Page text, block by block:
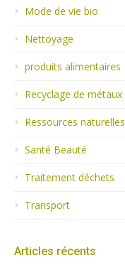
Mode de vie bio
Nettoyage
produits alimentaires
Recyclage de métaux
Ressources naturelles
Santé Beauté
Traitement déchets
Transport
Articles récents